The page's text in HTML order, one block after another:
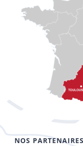
NOS PARTENAIRES